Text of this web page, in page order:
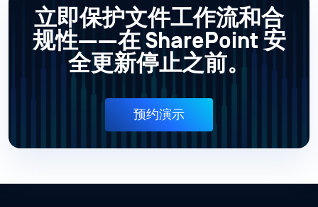
立即保护文件工作流和合
规性——在 SharePoint 安
全更新停止之前。
预约演示